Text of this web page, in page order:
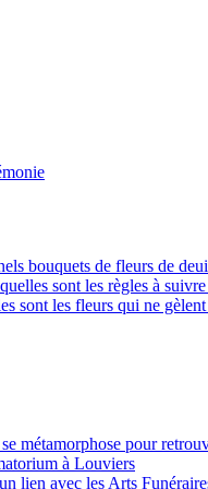
bouquets de fleurs de
sont les règles à
sont les fleurs qui ne gèlent
métamorphose pour
à Louviers
lien avec les Arts